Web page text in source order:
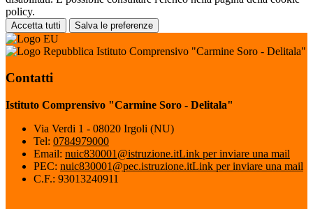
policy.
Accetta tutti Salva le preferenze
Istituto Comprensivo "Carmine Soro - Delitala"
Contatti
Istituto Comprensivo "Carmine Soro - Delitala"
Via Verdi 1 - 08020 Irgoli (NU)
Tel: 0784979000
Email: nuic830001@istruzione.itLink per inviare una mail
PEC: nuic830001@pec.istruzione.itLink per inviare una mail
C.F.: 93013240911